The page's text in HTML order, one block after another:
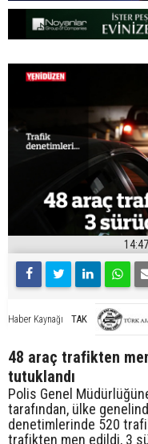
14:47
Haber Kaynağı TAK
48 araç trafikten
tutuklandı
Polis Genel
tarafından, ülke
denetimlerinde 520
trafikten men edildi, 3